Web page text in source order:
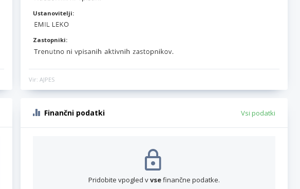
Ustanovitelji:
Zastopniki:
Vir: AJPES
Finančni podatki Vsi podatki
Pridobite vpogled vvsefinančne podatke.